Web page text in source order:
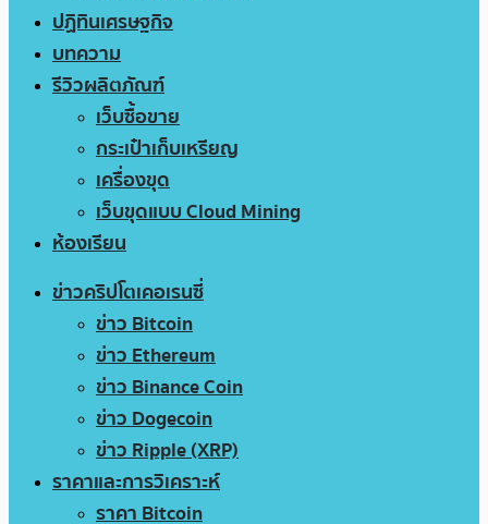
ปฏิทินเศรษฐกิจ
บทความ
รีวิวผลิตภัณฑ์
เว็บซื้อขาย
กระเป๋าเก็บเหรียญ
เครื่องขุด
เว็บขุดแบบ Cloud Mining
ห้องเรียน
ข่าวคริปโตเคอเรนซี่
ข่าว Bitcoin
ข่าว Ethereum
ข่าว Binance Coin
ข่าว Dogecoin
ข่าว Ripple (XRP)
ราคาและการวิเคราะห์
ราคา Bitcoin